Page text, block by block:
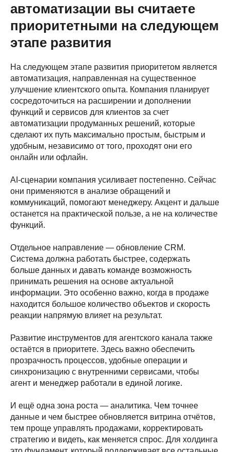
автоматизации вы считаете
приоритетными на следующем
этапе развития
На следующем этапе развития приоритетом является
автоматизация, направленная на существенное
улучшение клиентского опыта. Компания планирует
сосредоточиться на расширении и дополнении
функций и сервисов для клиентов за счет
автоматизации продуманных решений, которые
сделают их путь максимально простым, быстрым и
удобным, независимо от того, проходят они его
онлайн или офлайн.
AI-сценарии компания усиливает постепенно. Сейчас
они применяются в анализе обращений и
коммуникаций, помогают менеджеру. Акцент и дальше
останется на практической пользе, а не на количестве
функций.
Отдельное направление — обновление CRM.
Система должна работать быстрее, содержать
больше данных и давать команде возможность
принимать решения на основе актуальной
информации. Это особенно важно, когда в продаже
находится большое количество объектов и скорость
реакции напрямую влияет на результат.
Развитие инструментов для агентского канала также
остаётся в приоритете. Здесь важно обеспечить
прозрачность процессов, удобные операции и
синхронизацию с внутренними сервисами, чтобы
агент и менеджер работали в единой логике.
И ещё одна зона роста — аналитика. Чем точнее
данные и чем быстрее обновляется витрина отчётов,
тем проще управлять продажами, корректировать
стратегию и видеть, как меняется спрос. Для холдинга